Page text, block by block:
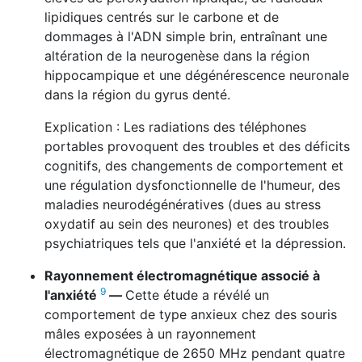
lipidiques centrés sur le carbone et de
dommages à l'ADN simple brin, entraînant une
altération de la neurogenèse dans la région
hippocampique et une dégénérescence neuronale
dans la région du gyrus denté.
Explication : Les radiations des téléphones
portables provoquent des troubles et des déficits
cognitifs, des changements de comportement et
une régulation dysfonctionnelle de l'humeur, des
maladies neurodégénératives (dues au stress
oxydatif au sein des neurones) et des troubles
psychiatriques tels que l'anxiété et la dépression.
Rayonnement électromagnétique associé à
l'anxiété 9 — Cette étude a révélé un
comportement de type anxieux chez des souris
mâles exposées à un rayonnement
électromagnétique de 2650 MHz pendant quatre